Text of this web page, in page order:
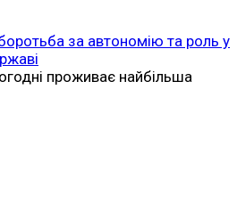
боротьба за автономію та роль у
проживає найбільша